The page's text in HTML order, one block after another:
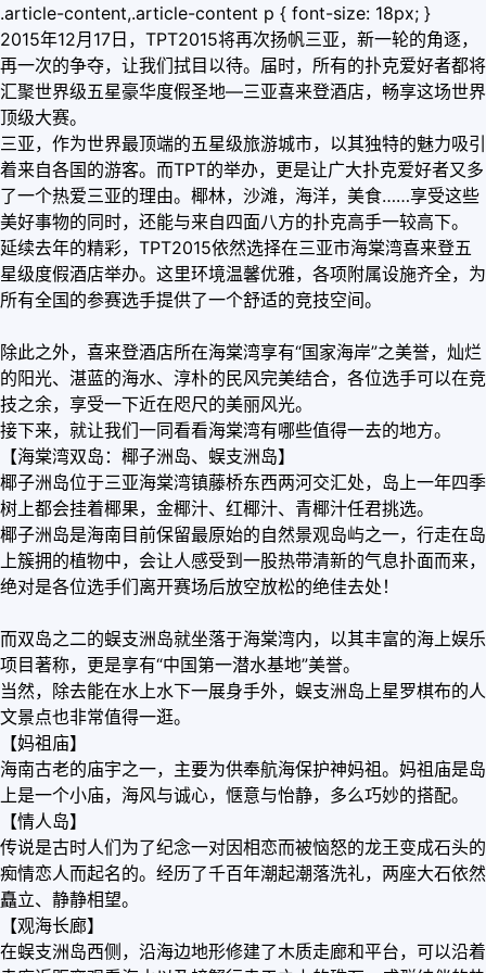
.article-content,.article-content p { font-size: 18px; }
2015年12月17日，TPT2015将再次扬帆三亚，新一轮的角逐，
再一次的争夺，让我们拭目以待。届时，所有的扑克爱好者都将
汇聚世界级五星豪华度假圣地—三亚喜来登酒店，畅享这场世界
顶级大赛。
三亚，作为世界最顶端的五星级旅游城市，以其独特的魅力吸引
着来自各国的游客。而TPT的举办，更是让广大扑克爱好者又多
了一个热爱三亚的理由。椰林，沙滩，海洋，美食……享受这些
美好事物的同时，还能与来自四面八方的扑克高手一较高下。
延续去年的精彩，TPT2015依然选择在三亚市海棠湾喜来登五
星级度假酒店举办。这里环境温馨优雅，各项附属设施齐全，为
所有全国的参赛选手提供了一个舒适的竞技空间。
除此之外，喜来登酒店所在海棠湾享有“国家海岸”之美誉，灿烂
的阳光、湛蓝的海水、淳朴的民风完美结合，各位选手可以在竞
技之余，享受一下近在咫尺的美丽风光。
接下来，就让我们一同看看海棠湾有哪些值得一去的地方。
【海棠湾双岛：椰子洲岛、蜈支洲岛】
椰子洲岛位于三亚海棠湾镇藤桥东西两河交汇处，岛上一年四季
树上都会挂着椰果，金椰汁、红椰汁、青椰汁任君挑选。
椰子洲岛是海南目前保留最原始的自然景观岛屿之一，行走在岛
上簇拥的植物中，会让人感受到一股热带清新的气息扑面而来，
绝对是各位选手们离开赛场后放空放松的绝佳去处！
而双岛之二的蜈支洲岛就坐落于海棠湾内，以其丰富的海上娱乐
项目著称，更是享有“中国第一潜水基地”美誉。
当然，除去能在水上水下一展身手外，蜈支洲岛上星罗棋布的人
文景点也非常值得一逛。
【妈祖庙】
海南古老的庙宇之一，主要为供奉航海保护神妈祖。妈祖庙是岛
上是一个小庙，海风与诚心，惬意与怡静，多么巧妙的搭配。
【情人岛】
传说是古时人们为了纪念一对因相恋而被恼怒的龙王变成石头的
痴情恋人而起名的。经历了千百年潮起潮落洗礼，两座大石依然
矗立、静静相望。
【观海长廊】
在蜈支洲岛西侧，沿海边地形修建了木质走廊和平台，可以沿着